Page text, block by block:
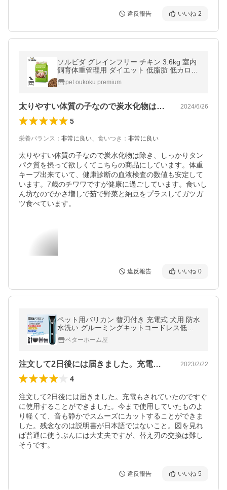
違反報告 いいね 2
ソルビダ グレインフリー チキン 3.6kg 室内
飼育体重管理用 ダイエット 低脂肪 低カロリ
ー 減量 オーガニック ドッグフード SOLVID
A pet oukoku premium
太りやすい体質の子なので炭水化物は除き… 2024/6/26
5
栄養バランス ： 非常に良い、 食いつき ： 非常に良い
太りやすい体質の子なので炭水化物は除き、しっかりタン
パク質を摂って欲しくてこちらの商品にしています。体重
キープ出来ていて、健康診断の血液検査の数値も安定して
います。7歳のチワワですが健康に過ごしています。食いし
ん坊なのでかさ増しで茹で野菜と納豆をプラスしてガツガ
ツ食べています。
違反報告 いいね 0
ペット用バリカン 替刃付き 充電式 犬用 防水
水洗い グルーミングキットコードレス低ノ
イズ USBプロフェッショナルシェーバーバ
リカン猫用かみそり
ベターホーム屋
注文して2日後には届きました。充電もさ… 2023/2/22
4
注文して2日後には届きました。充電もされていたのですぐ
に使用することができました。今まで使用していたものよ
り軽くて、音も静かでスムーズにカットすることができま
した。残念なのは説明書が日本語ではないこと。図を見れ
ば普通に使うぶんには大丈夫ですが、替え刃の交換は難し
そうです。
違反報告 いいね 5